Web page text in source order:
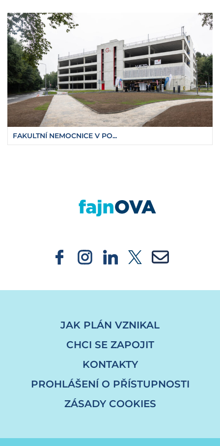
FAKULTNÍ NEMOCNICE V PO...
JAK PLÁN VZNIKAL
CHCI SE ZAPOJIT
KONTAKTY
PROHLÁŠENÍ O PŘÍSTUPNOSTI
ZÁSADY COOKIES